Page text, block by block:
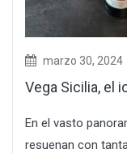
marzo 30, 2024
Vega Sicilia, el
En el vasto
resuenan con